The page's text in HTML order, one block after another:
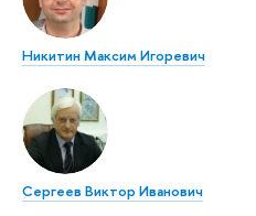
Никитин Максим Игоревич
Сергеев Виктор Иванович